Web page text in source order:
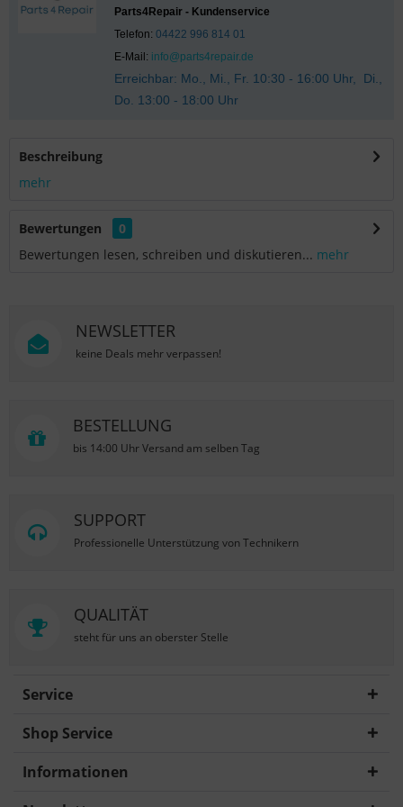
Parts4Repair - Kundenservice
Telefon: 04422 996 814 01
E-Mail: info@parts4repair.de
Erreichbar: Mo., Mi., Fr. 10:30 - 16:00 Uhr, Di.,
Do. 13:00 - 18:00 Uhr
Beschreibung
mehr
Bewertungen
0
Bewertungen lesen, schreiben und diskutieren... mehr
NEWSLETTER
keine Deals mehr verpassen!
BESTELLUNG
bis 14:00 Uhr Versand am selben Tag
SUPPORT
Professionelle Unterstützung von Technikern
QUALITÄT
steht für uns an oberster Stelle
Service
Shop Service
Informationen